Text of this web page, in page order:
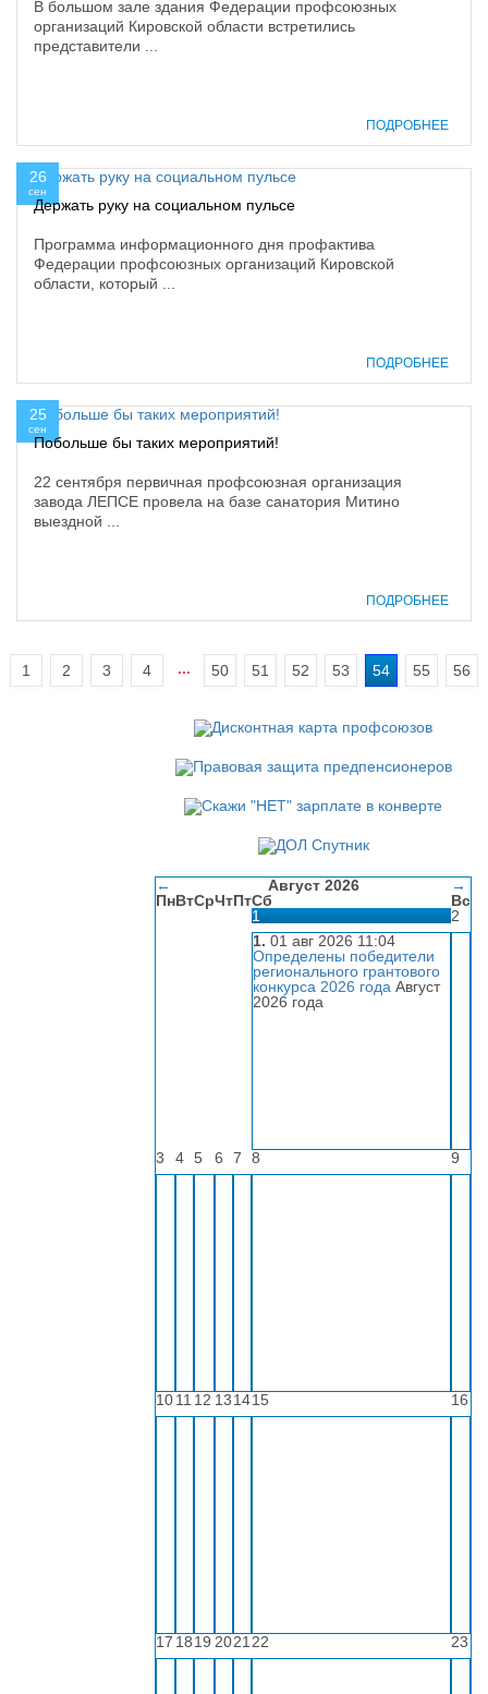
В большом зале здания Федерации профсоюзных
организаций Кировской области встретились
представители ...
ПОДРОБНЕЕ
26
сен
Держать руку на социальном пульсе
Программа информационного дня профактива
Федерации профсоюзных организаций Кировской
области, который ...
ПОДРОБНЕЕ
25
сен
Побольше бы таких мероприятий!
22 сентября первичная профсоюзная организация
завода ЛЕПСЕ провела на базе санатория Митино
выездной ...
ПОДРОБНЕЕ
1 2 3 4 ... 50 51 52 53 54 55 56
← Август 2026
→
ПнВтСрЧтПтСб
Вс
1
1. 01 авг 2026 11:04
Определены победители
регионального грантового
конкурса 2026 года Август
2026 года
2
3 4 5 6 7 8 9
1011 12 131415 16
17 1819 2021 22 23